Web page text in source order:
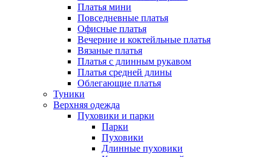
Платья мини
Повседневные платья
Офисные платья
Вечерние и коктейльные платья
Вязаные платья
Платья с длинным рукавом
Платья средней длины
Облегающие платья
Туники
Верхняя одежда
Пуховики и парки
Парки
Пуховики
Длинные пуховики